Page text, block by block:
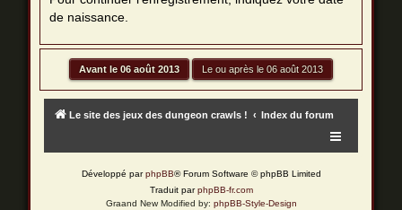
de naissance.
Le site des jeux des dungeon crawls ! Index du forum
Développé parphpBB® Forum Software © phpBB Limited
Traduit parphpBB-fr.com
Graand New Modified by: phpBB-Style-Design